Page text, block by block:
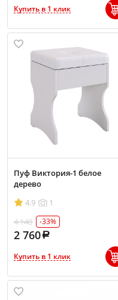
Купить в 1 клик
Пуф Виктория-1 белое
дерево
4.9
1
4 140
-33%
2 760
Купить в 1 клик